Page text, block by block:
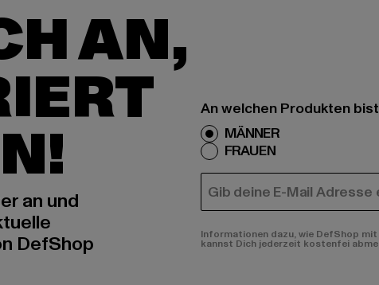
AN,
an und
DefShop
An welchen Produkten
MÄNNER
FRAUEN
E-MAIL
Informationen dazu, wie DefShop
kannst Dich jederzeit kostenfei